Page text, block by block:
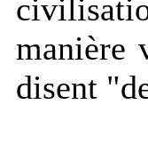
manière
disent